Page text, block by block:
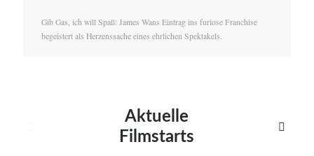
Gib Gas, ich will Spaß: James Wans Eintrag ins furiose Franchise
begeistert als Herzenssache eines ehrlichen Spektakels.
Aktuelle
Filmstarts
